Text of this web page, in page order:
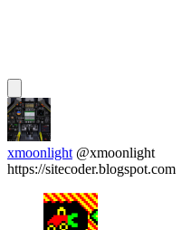
xmoonlight @xmoonlight
https://sitecoder.blogspot.com